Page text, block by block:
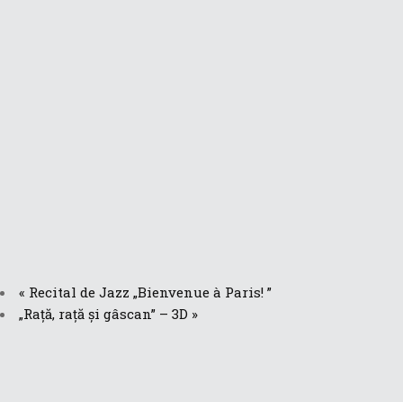
« Recital de Jazz „Bienvenue à Paris! ”
„Rață, rață și gâscan” – 3D »